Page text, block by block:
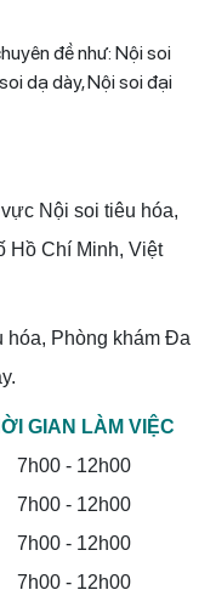
đề như: Nội soi
dạ dày, Nội soi đại
Nội soi tiêu hóa,
Hồ Chí Minh, Việt
hóa, Phòng khám Đa
GIAN LÀM VIỆC
7h00 - 12h00
7h00 - 12h00
7h00 - 12h00
7h00 - 12h00